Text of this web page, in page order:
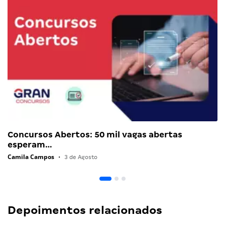
Concursos Abertos: 50 mil vagas abertas
esperam…
Camila Campos • 3 de Agosto
Depoimentos relacionados